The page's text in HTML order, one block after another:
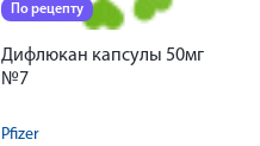
По рецепту
Дифлюкан капсулы 50мг
№7
Pfizer